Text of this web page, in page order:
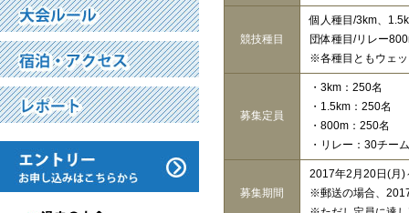
競技種目
個人種目/3km、
団体種目/リレー
※各種目ともウェ
募集定員
・3km：250名
・1.5km：250名
・800m：250名
・リレー：30チー
募集期間
2017年2月20日(月
※郵送の場合、